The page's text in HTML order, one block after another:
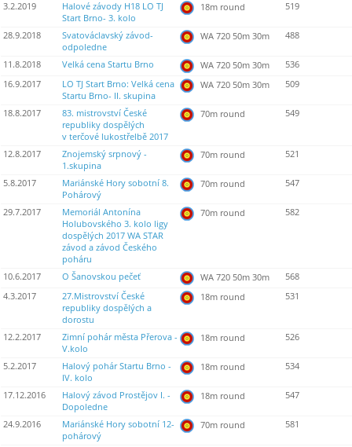
3.2.2019
Halové závody H18 LO TJ
Start Brno- 3. kolo
18m round 519
28.9.2018
Svatováclavský závod-
odpoledne
WA 720 50m 30m 488
11.8.2018 Velká cena Startu Brno WA 720 50m 30m
536
16.9.2017
LO TJ Start Brno: Velká cena
Startu Brno- II. skupina
WA 720 50m 30m 509
18.8.2017
83. mistrovství České
republiky dospělých
v terčové lukostřelbě 2017
70m round 549
12.8.2017
Znojemský srpnový -
1.skupina
70m round 521
5.8.2017
Mariánské Hory sobotní 8.
Pohárový
70m round 547
29.7.2017
Memoriál Antonína
Holubovského 3. kolo ligy
dospělých 2017 WA STAR
závod a závod Českého
poháru
70m round 582
10.6.2017 O Šanovskou pečeť WA 720 50m 30m
568
4.3.2017
27.Mistrovství České
republiky dospělých a
dorostu
18m round 531
12.2.2017
Zimní pohár města Přerova -
V.kolo
18m round 526
5.2.2017
Halový pohár Startu Brno -
IV. kolo
18m round 534
17.12.2016
Halový závod Prostějov I. -
Dopoledne
18m round 547
24.9.2016
Mariánské Hory sobotní 12-
pohárový
70m round 581